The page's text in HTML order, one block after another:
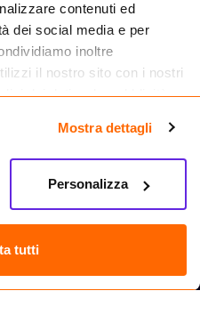
contenuti ed
dei social media e per
inoltre
il nostro sito con i nostri
dei dati web, pubblicità e
o che hanno raccolto dal
Mostra dettagli
tutti
Personalizza
è un'entità regolarmente
la vendita online di